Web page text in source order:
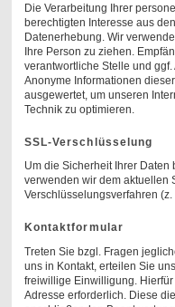
Die Verarbeitung Ihrer
berechtigten Interesse aus
Datenerhebung. Wir
Ihre Person zu ziehen.
verantwortliche Stelle und ggf.
Anonyme Informationen
ausgewertet, um unseren
Technik zu optimieren.
SSL-Verschlüsselung
Um die Sicherheit Ihrer
verwenden wir dem aktuellen
Verschlüsselungsverfahren (z.
Kontaktformular
Treten Sie bzgl. Fragen
uns in Kontakt, erteilen Sie
freiwillige Einwilligung.
Adresse erforderlich. Diese